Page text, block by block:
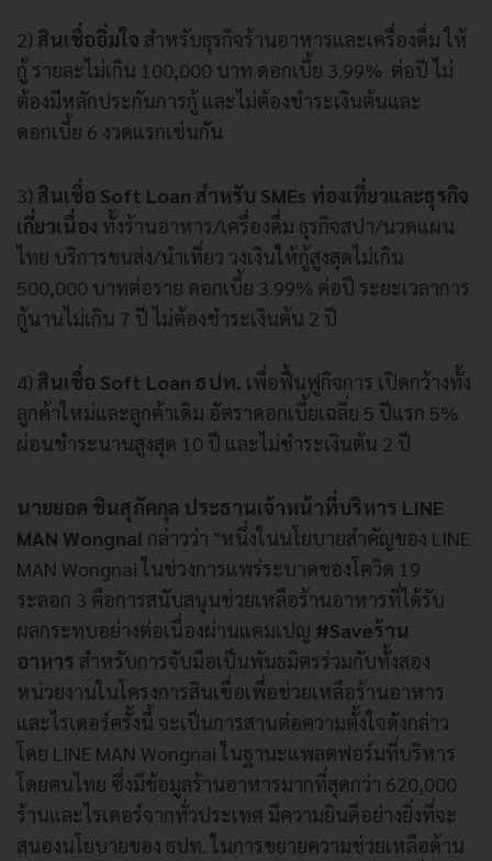
2) สินเชื่ออิ่มใจ สำหรับธุรกิจร้านอาหารและเครื่องดื่ม ให้
กู้ รายละไม่เกิน 100,000 บาท ดอกเบี้ย 3.99% ต่อปี ไม่
ต้องมีหลักประกันการกู้ และไม่ต้องชำระเงินต้นและ
ดอกเบี้ย 6 งวดแรกเช่นกัน
3) สินเชื่อ Soft Loan สำหรับ SMEs ท่องเที่ยวและธุรกิจ
เกี่ยวเนื่อง ทั้งร้านอาหาร/เครื่องดื่ม ธุรกิจสปา/นวดแผน
ไทย บริการขนส่ง/นำเที่ยว วงเงินให้กู้สูงสุดไม่เกิน
500,000 บาทต่อราย ดอกเบี้ย 3.99% ต่อปี ระยะเวลาการ
กู้นานไม่เกิน 7 ปี ไม่ต้องชำระเงินต้น 2 ปี
4) สินเชื่อ Soft Loan ธปท. เพื่อฟื้นฟูกิจการ เปิดกว้างทั้ง
ลูกค้าใหม่และลูกค้าเดิม อัตราดอกเบี้ยเฉลี่ย 5 ปีแรก 5%
ผ่อนชำระนานสูงสุด 10 ปี และไม่ชำระเงินต้น 2 ปี
นายยอด ชินสุภัคกุล ประธานเจ้าหน้าที่บริหาร LINE
MAN Wongnai กล่าวว่า "หนึ่งในนโยบายสำคัญของ LINE
MAN Wongnai ในช่วงการแพร่ระบาดของโควิด 19
ระลอก 3 คือการสนับสนุนช่วยเหลือร้านอาหารที่ได้รับ
ผลกระทบอย่างต่อเนื่องผ่านแคมเปญ #Saveร้าน
อาหาร สำหรับการจับมือเป็นพันธมิตรร่วมกับทั้งสอง
หน่วยงานในโครงการสินเชื่อเพื่อช่วยเหลือร้านอาหาร
และไรเดอร์ครั้งนี้ จะเป็นการสานต่อความตั้งใจดังกล่าว
โดย LINE MAN Wongnai ในฐานะแพลตฟอร์มที่บริหาร
โดยคนไทย ซึ่งมีข้อมูลร้านอาหารมากที่สุดกว่า 620,000
ร้านและไรเดอร์จากทั่วประเทศ มีความยินดีอย่างยิ่งที่จะ
สนองนโยบายของ ธปท. ในการขยายความช่วยเหลือด้าน